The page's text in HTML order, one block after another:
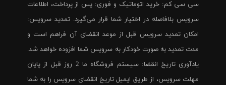
سی سی کم: خرید اتوماتیک و فوری: پس از پرداخت، اطلاعات
سرویس بلافاصله در اختیار شما قرار می‌گیرد. تمدید سرویس:
امکان تمدید سرویس قبل از موعد انقضای آن فراهم است و
مدت تمدید به صورت خودکار به سرویس شما افزوده خواهد شد.
یادآوری تاریخ انقضا: سیستم فروشگاه ما 2 روز قبل از پایان
مهلت سرویس، از طریق ایمیل تاریخ انقضای سرویس را به شما